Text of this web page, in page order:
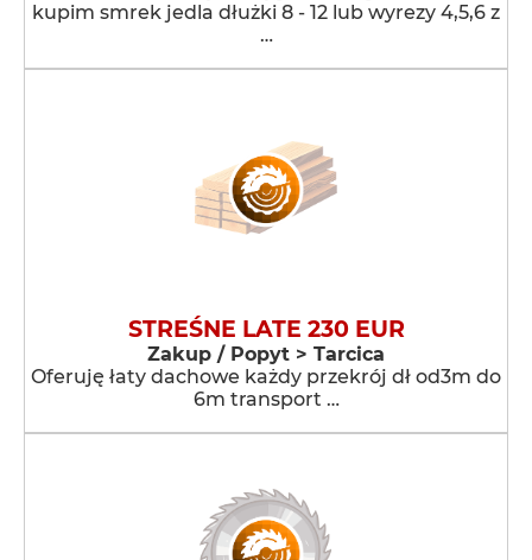
kupim smrek jedla dłużki 8 - 12 lub wyrezy 4,5,6 z
…
STREŚNE LATE 230 EUR
Zakup / Popyt > Tarcica
Oferuję łaty dachowe każdy przekrój dł od3m do
6m transport …